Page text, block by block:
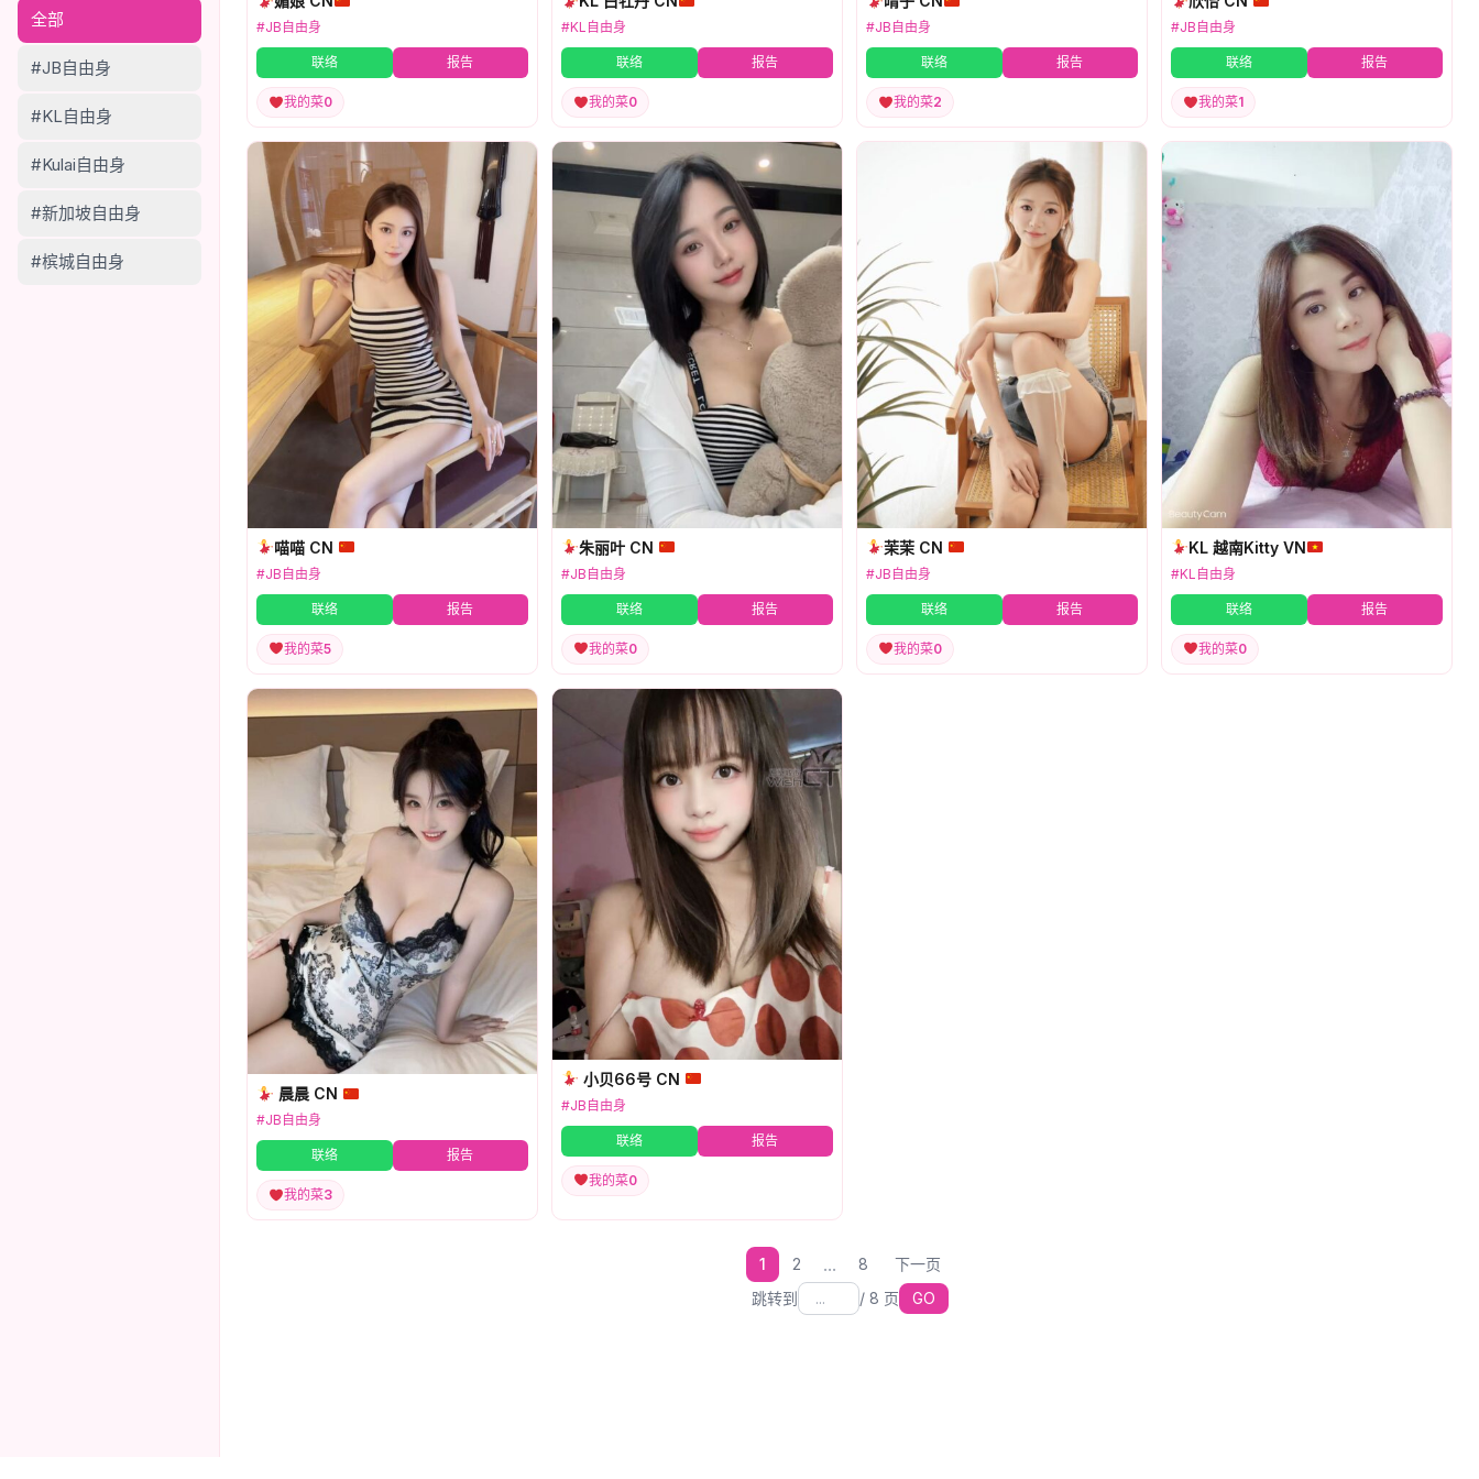
全部
#JB自由身
#KL自由身
#Kulai自由身
#新加坡自由身
#槟城自由身
#JB自由身
联络 报告
我的菜0
#KL自由身
联络 报告
我的菜0
#JB自由身
联络 报告
我的菜2
#JB自由身
联络 报告
我的菜1
喵喵 CN
#JB自由身
联络 报告
我的菜5
朱丽叶 CN
#JB自由身
联络 报告
我的菜0
茉茉 CN
#JB自由身
联络 报告
我的菜0
KL 越南Kitty VN
#KL自由身
联络 报告
我的菜0
晨晨 CN
#JB自由身
联络 报告
我的菜3
小贝66号 CN
#JB自由身
联络 报告
我的菜0
1 2 ... 8
下一页
跳转到
/ 8 页 GO